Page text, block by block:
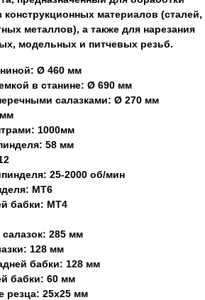
конструкционных материалов (сталей,
металлов), а также для нарезания
модельных и питчевых резьб.
Ø 460 мм
в станине: Ø 690 мм
салазками: Ø 270 мм
1000мм
58 мм
25-2000 об/мин
MT6
бабки: MT4
285 мм
128 мм
бабки: 128 мм
бабки: 60 мм
резца: 25х25 мм